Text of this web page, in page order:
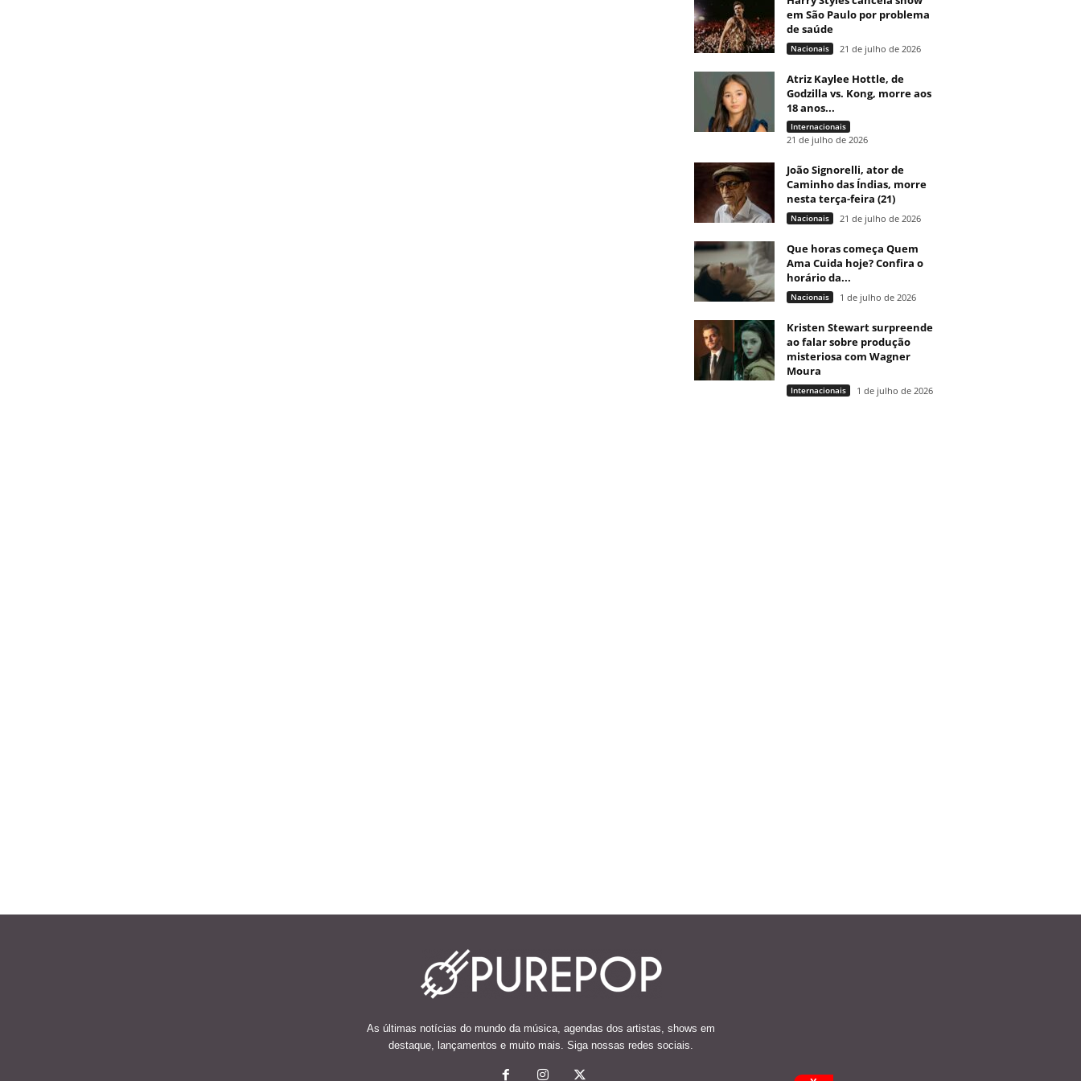
em São Paulo por problema
de saúde
Nacionais 21 de julho de 2026
Atriz Kaylee Hottle, de
Godzilla vs. Kong, morre aos
18 anos...
Internacionais
21 de julho de 2026
João Signorelli, ator de
Caminho das Índias, morre
nesta terça-feira (21)
Nacionais 21 de julho de 2026
Que horas começa Quem
Ama Cuida hoje? Confira o
horário da...
Nacionais 1 de julho de 2026
Kristen Stewart surpreende
ao falar sobre produção
misteriosa com Wagner
Moura
Internacionais 1 de julho de 2026
As últimas notícias do mundo da música, agendas dos artistas, shows em
destaque, lançamentos e muito mais. Siga nossas redes sociais.